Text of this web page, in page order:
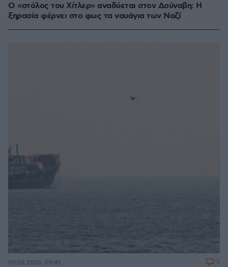
Ο «στόλος του Χίτλερ» αναδύεται στον Δούναβη: Η
ξηρασία φέρνει στο φως τα ναυάγια των Ναζί
09.08.2026, 09:45 5